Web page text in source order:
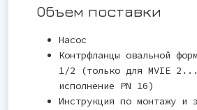
Объем поставки
Насос
Контрфланцы овальной
1/2 (только для MVIE
исполнение PN 16)
Инструкция по монтажу и